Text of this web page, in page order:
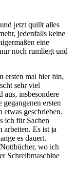
jetzt quillt alles
jedenfalls keine
eine
noch rumliegt und
ersten mal hier hin,
sehr viel
aus, insbesondere
ersten
geschrieben.
ich für Sachen
arbeiten. Es ist ja
es dauert.
wo ich
Schreibmaschine